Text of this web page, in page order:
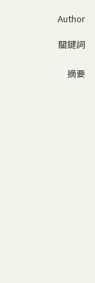
Author
關鍵詞
摘要